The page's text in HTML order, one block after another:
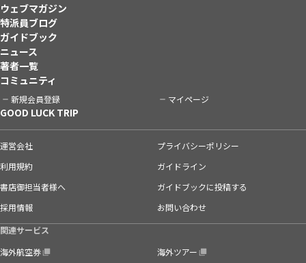
ウェブマガジン
特派員ブログ
ガイドブック
ニュース
著者一覧
コミュニティ
新規会員登録 マイページ
GOOD LUCK TRIP
運営会社
プライバシーポリシー
利用規約
ガイドライン
書店御担当者様へ
ガイドブックに投稿する
採用情報
お問い合わせ
関連サービス
海外航空券
海外ツアー